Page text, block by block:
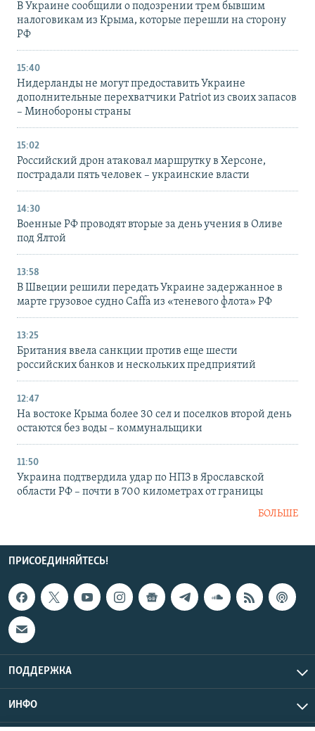
В Украине сообщили о подозрении трем бывшим
налоговикам из Крыма, которые перешли на сторону
РФ
15:40
Нидерланды не могут предоставить Украине
дополнительные перехватчики Patriot из своих запасов
– Минобороны страны
15:02
Российский дрон атаковал маршрутку в Херсоне,
пострадали пять человек – украинские власти
14:30
Военные РФ проводят вторые за день учения в Оливе
под Ялтой
13:58
В Швеции решили передать Украине задержанное в
марте грузовое судно Caffa из «теневого флота» РФ
13:25
Британия ввела санкции против еще шести
российских банков и нескольких предприятий
12:47
На востоке Крыма более 30 сел и поселков второй день
остаются без воды – коммунальщики
11:50
Украина подтвердила удар по НПЗ в Ярославской
области РФ – почти в 700 километрах от границы
БОЛЬШЕ
ПРИСОЕДИНЯЙТЕСЬ!
ПОДДЕРЖКА
ИНФО